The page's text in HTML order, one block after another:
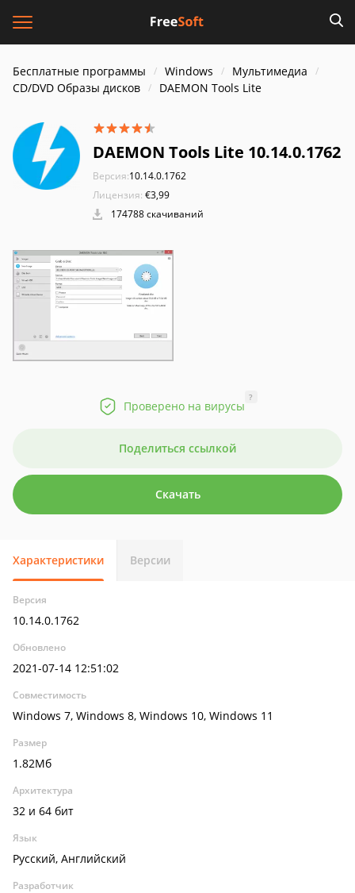
Бесплатные программы Windows
Мультимедиа
CD/DVD Образы дисков
DAEMON Tools Lite
DAEMON Tools Lite 10.14.0.1762
Версия:10.14.0.1762
Лицензия: €3,99
174788 скачиваний
Проверено на вирусы
?
Поделиться ссылкой
Скачать
Характеристики Версии
Версия
10.14.0.1762
Обновлено
2021-07-14 12:51:02
Совместимость
Windows 7, Windows 8, Windows 10, Windows 11
Размер
1.82Мб
Архитектура
32 и 64 бит
Язык
Русский, Английский
Разработчик